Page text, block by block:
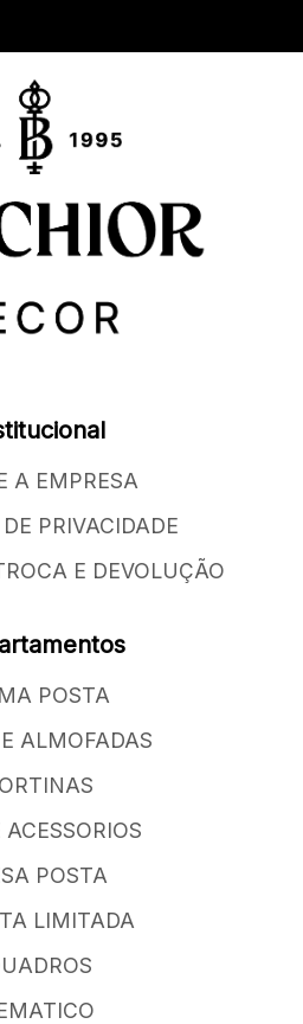
A EMPRESA
PRIVACIDADE
E DEVOLUÇÃO
POSTA
ALMOFADAS
ACESSORIOS
POSTA
LIMITADA